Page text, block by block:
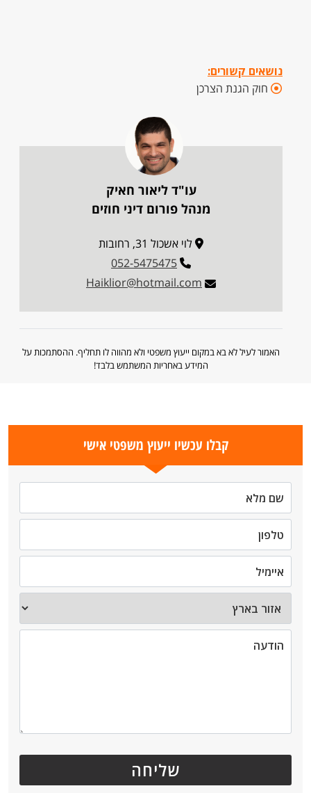
נושאים קשורים:
חוק הגנת הצרכן
עו"ד ליאור חאיק
מנהל פורום דיני חוזים
לוי אשכול 31, רחובות
052-5475475
Haiklior@hotmail.com
האמור לעיל לא בא במקום ייעוץ משפטי ולא מהווה לו תחליף. ההסתמכות על
המידע באחריות המשתמש בלבד!
קבלו עכשיו ייעוץ משפטי אישי